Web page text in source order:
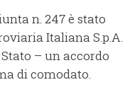
n. 247 è stato
Italiana S.p.A.
– un accordo
di comodato.